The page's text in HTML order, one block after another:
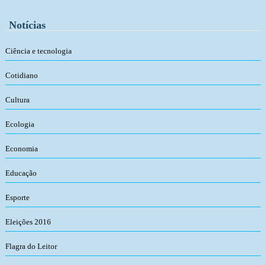
Notícias
Ciência e tecnologia
Cotidiano
Cultura
Ecologia
Economia
Educação
Esporte
Eleições 2016
Flagra do Leitor